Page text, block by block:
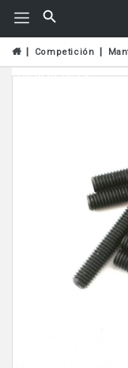
Competición
Fuera De Stock